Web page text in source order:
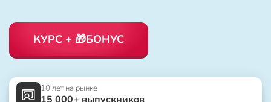
КУРС + 🎁БОНУС
10 лет на рынке